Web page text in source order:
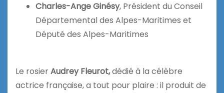
Charles-Ange Ginésy, Président du Conseil
Départemental des Alpes-Maritimes et
Député des Alpes-Maritimes
Le rosierAudrey Fleurot,dédié à la célèbre
actrice française, a tout pour plaire : il produit de